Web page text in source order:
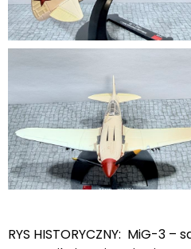
RYS HISTORYCZNY: MiG-3